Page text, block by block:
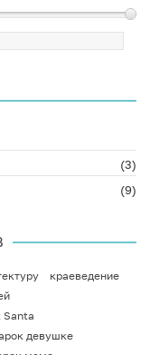
(3)
(9)
краеведение
Santa
девушке